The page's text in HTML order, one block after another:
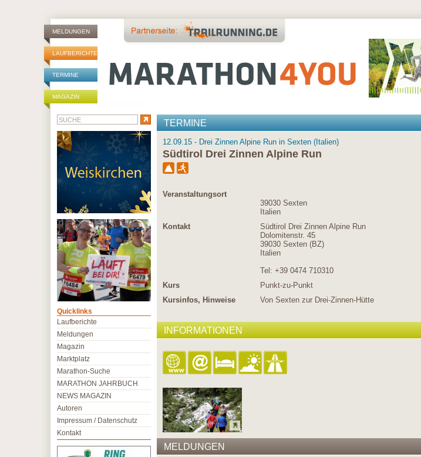
MELDUNGEN
LAUFBERICHTE
TERMINE
MAGAZIN
TERMINE
12.09.15 - Drei Zinnen Alpine Run in Sexten (Italien)
Südtirol Drei Zinnen Alpine Run
Veranstaltungsort
39030 Sexten
Italien
Kontakt
Südtirol Drei Zinnen Alpine Run
Dolomitenstr. 45
39030 Sexten (BZ)
Italien
Tel: +39 0474 710310
Kurs
Punkt-zu-Punkt
Kursinfos, Hinweise
Von Sexten zur Drei-Zinnen-Hütte
INFORMATIONEN
MELDUNGEN
Quicklinks
Laufberichte
Meldungen
Magazin
Marktplatz
Marathon-Suche
MARATHON JAHRBUCH
NEWS MAGAZIN
Autoren
Impressum / Datenschutz
Kontakt